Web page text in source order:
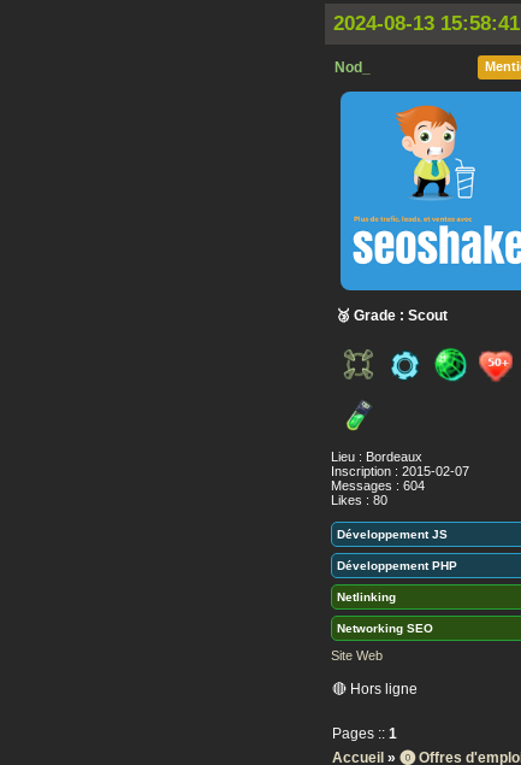
2024-08-13 15:58:41
Nod_
🥉 Grade : Scout
Lieu : Bordeaux
Inscription : 2015-02-07
Messages : 604
Likes : 80
Développement JS
Développement PHP
Netlinking
Networking SEO
Site Web
🔴 Hors ligne
Pages :: 1
Accueil » ⓿ Offres